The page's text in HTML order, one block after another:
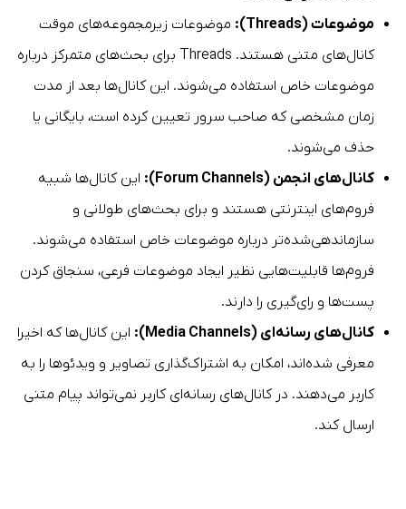
موضوعات (Threads
): موضوعات زیرمجموعه‌های موقت
کانال‌های متنی هستند. Threads برای بحث‌های متمرکز درباره
موضوعات خاص استفاده می‌شوند. این کانال‌ها بعد از مدت
زمان مشخصی که صاحب سرور تعیین کرده است، بایگانی یا
حذف می‌شوند.
کانال‌های انجمن (Forum Channels
): این کانال‌ها شبیه
فروم‌های اینترنتی هستند و برای بحث‌های طولانی و
سازماندهی‌شده‌تر درباره موضوعات خاص استفاده می‌شوند.
فروم‌ها قابلیت‌هایی نظیر ایجاد موضوعات فرعی، سنجاق کردن
پست‌ها و رای‌گیری را دارند.
کانال‌های رسانه‌ای (Media Channels):
این کانال‌ها که اخیرا
معرفی شده‌اند، امکان به اشتراک‌گذاری تصاویر و ویدئوها را به
کاربر می‌دهند. در کانال‌های رسانه‌ای کاربر نمی‌تواند پیام متنی
ارسال کند.